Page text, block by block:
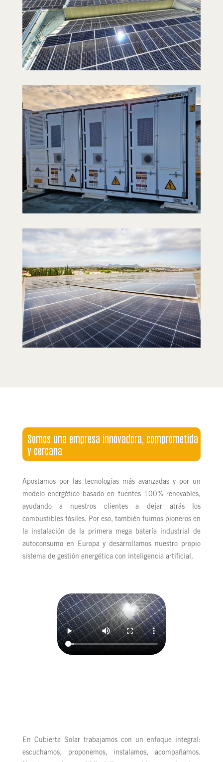
Somos una empresa innovadora, comprometida
y cercana
Apostamos por las tecnologías más avanzadas y por un
modelo energético basado en fuentes 100% renovables,
ayudando a nuestros clientes a dejar atrás los
combustibles fósiles. Por eso, también fuimos pioneros en
la instalación de la primera mega batería industrial de
autoconsumo en Europa y desarrollamos nuestro propio
sistema de gestión energética con inteligencia artificial.
En Cubierta Solar trabajamos con un enfoque integral:
escuchamos, proponemos, instalamos, acompañamos.